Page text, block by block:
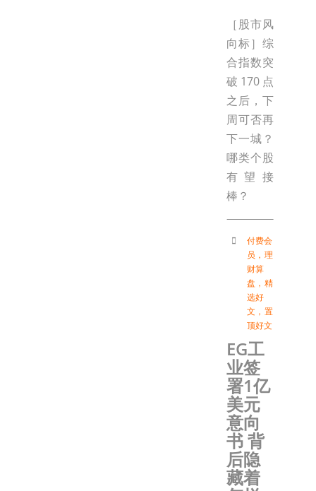
［股市风
向标］综
合指数突
破170点
之后，下
周可否再
下一城？
哪类个股
有望接
棒？
付费会
员 ， 理
财算
盘 ， 精
选好
文 ， 置
顶好文
EG工
业签
署1亿
美元
意向
书 背
后隐
藏着